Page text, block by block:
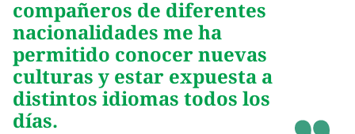
compañeros de diferentes
nacionalidades me ha
permitido conocer nuevas
culturas y estar expuesta a
distintos idiomas todos los
días.